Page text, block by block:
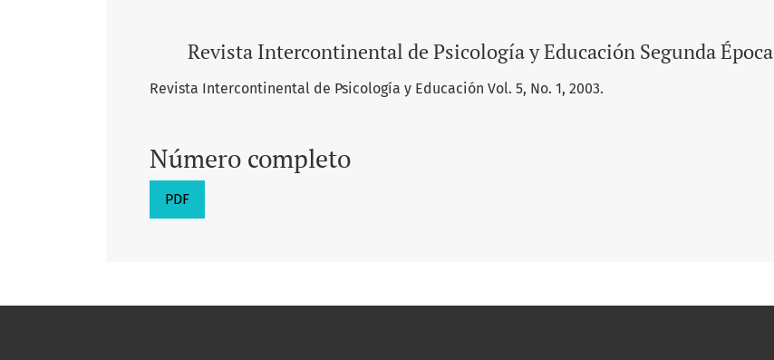
Revista Intercontinental de Psicología y Educación Segunda Época
Revista Intercontinental de Psicología y Educación Vol. 5, No. 1, 2003.
Número completo
PDF